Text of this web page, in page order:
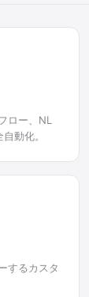
ロー、NL
動化。
するカスタ